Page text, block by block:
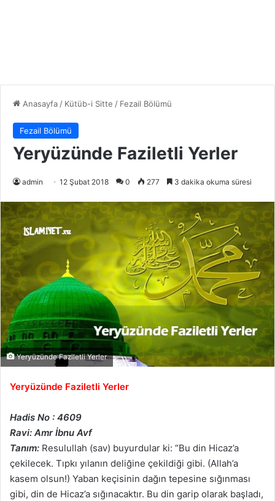
Anasayfa/ Kütüb-i Sitte / Fezail Bölümü
Fezail Bölümü
Yeryüzünde Faziletli Yerler
admin 12 Şubat 2018 0 277 3 dakika okuma süresi
Yeryüzünde Faziletli Yerler
Yeryüzünde Faziletli Yerler
Hadis No : 4609
Ravi: Amr İbnu Avf
Tanım: Resulullah (sav) buyurdular ki: “Bu din Hicaz’a
çekilecek. Tıpkı yılanın deliğine çekildiği gibi. (Allah’a
kasem olsun!) Yaban keçisinin dağın tepesine sığınması
gibi, din de Hicaz’a sığınacaktır. Bu din garip olarak başladı,